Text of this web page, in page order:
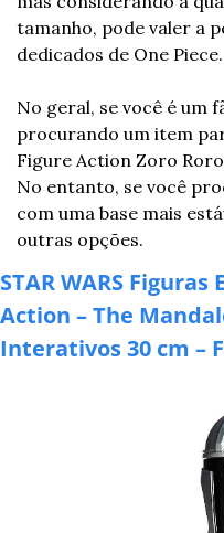
tamanho, pode valer a
dedicados de One Piece.
No geral, se você é um
procurando um item
Figure Action Zoro
No entanto, se você
com uma base mais
outras opções.
STAR WARS
Action – The
Interativos 30 cm –